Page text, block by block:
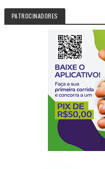
PATROCINADORES